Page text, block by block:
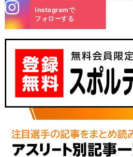
m
Instagramで
フォローする